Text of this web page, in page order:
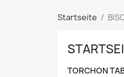
Startseite
TORCHON